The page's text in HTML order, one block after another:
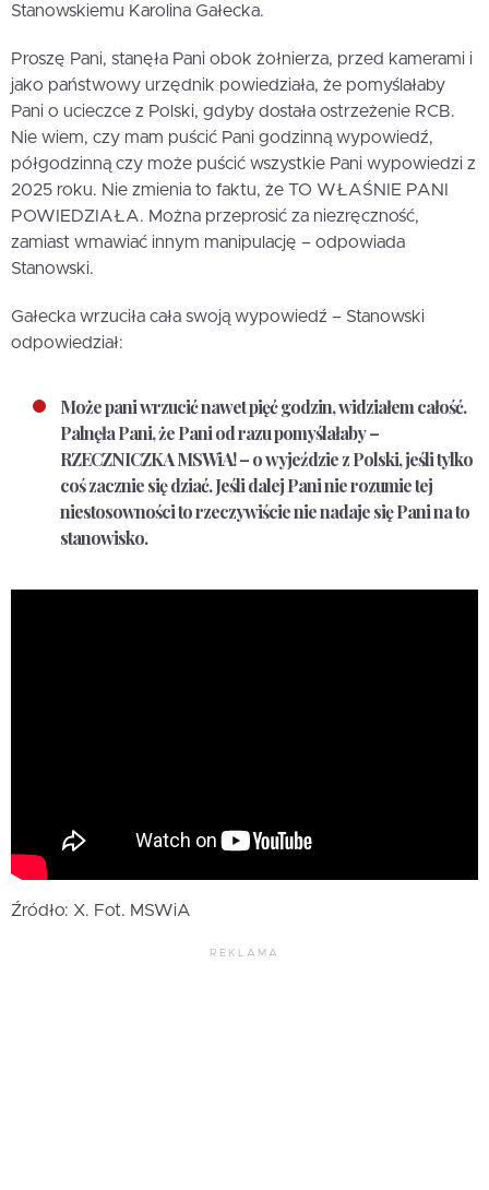
Stanowskiemu Karolina Gałecka.
Proszę Pani, stanęła Pani obok żołnierza, przed kamerami i
jako państwowy urzędnik powiedziała, że pomyślałaby
Pani o ucieczce z Polski, gdyby dostała ostrzeżenie RCB.
Nie wiem, czy mam puścić Pani godzinną wypowiedź,
półgodzinną czy może puścić wszystkie Pani wypowiedzi z
2025 roku. Nie zmienia to faktu, że TO WŁAŚNIE PANI
POWIEDZIAŁA. Można przeprosić za niezręczność,
zamiast wmawiać innym manipulację – odpowiada
Stanowski.
Gałecka wrzuciła cała swoją wypowiedź – Stanowski
odpowiedział:
Może pani wrzucić nawet pięć godzin, widziałem całość.
Palnęła Pani, że Pani od razu pomyślałaby –
RZECZNICZKA MSWiA! – o wyjeździe z Polski, jeśli tylko
coś zacznie się dziać. Jeśli dalej Pani nie rozumie tej
niestosowności to rzeczywiście nie nadaje się Pani na to
stanowisko.
Źródło: X. Fot. MSWiA
REKLAMA